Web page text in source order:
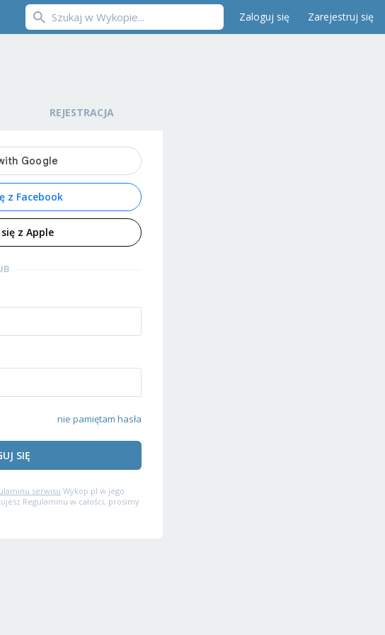
Zaloguj się Zarejestruj się
REJESTRACJA
z Facebook
z Apple
nie pamiętam hasła
SIĘ
serwisu Wykop.pl w jego
Regulaminu w całości, prosimy